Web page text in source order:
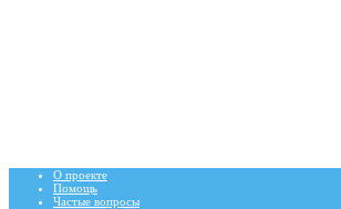
О проекте
Помощь
Частые вопросы